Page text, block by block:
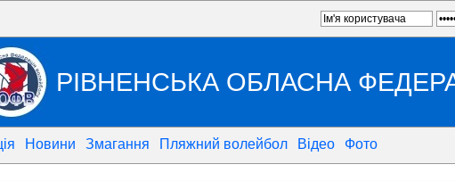
РІВНЕНСЬКА ОБЛАСНА
Новини Змагання Пляжний волейбол Відео Фото